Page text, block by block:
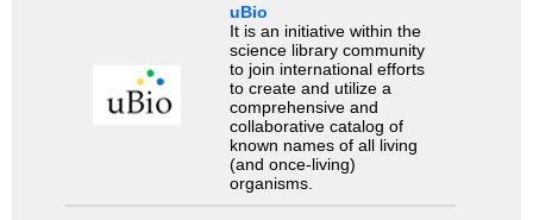
uBio
It is an initiative within the
science library community
to join international efforts
to create and utilize a
comprehensive and
collaborative catalog of
known names of all living
(and once-living)
organisms.